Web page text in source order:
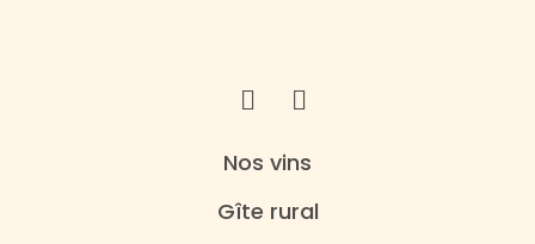
Nos vins
Gîte rural